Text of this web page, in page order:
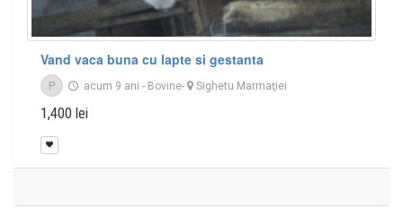
Vand vaca buna cu lapte si gestanta
P acum 9 ani - Bovine- Sighetu Marmaţiei
1,400 lei